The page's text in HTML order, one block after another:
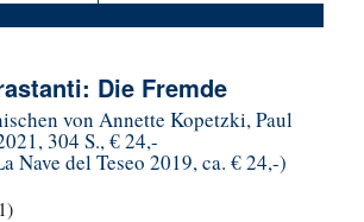
Die Fremde
von Annette Kopetzki, Paul
304 S., € 24,-
Nave del Teseo 2019, ca. € 24,-)